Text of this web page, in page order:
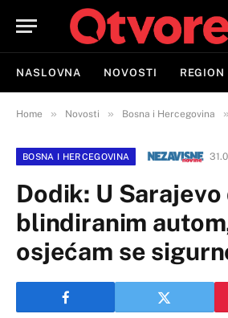
NASLOVNA NOVOSTI REGION
Home » Novosti » Bosna i Hercegovina »
BOSNA I HERCEGOVINA
Dodik: U
blindiranim
osjećam se